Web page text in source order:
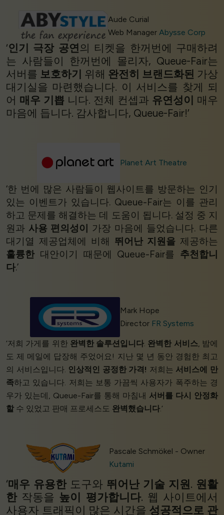
Aude Curial
Web ManagerAbysse Corp
‘인기 극장 공연의 티켓을 한꺼번에 구매하려
는 사람들이 한꺼번에 몰리자, Queue-Fair는
서버를 보호하기 위해 완전히 브랜드화된 가상
대기실을 마련했습니다. 이 서비스를 찾게 되
어 매우 기쁩 니다. 전체 컨셉과 유연성이 매우
마음에 듭니다. 감사합니다, Queue-Fair!’
Planet Art Theatre
‘한 번에 많은 사람들이 웹사이트를 방문하는 인기
있는 이벤트가 있습니다. Queue-Fair는 이를 관리
하고 문제를 해결하는 데 도움이 됩니다. 설정 중 지
원과 사용 편의성이
가장 마음에 들었습니다. 다른
대기열 제공업체에 비해 뛰어난 지원을 제공하는
훌륭한 대안이기 때문에 Queue-Fair를 추천합니
다.’
Mark Hope
Director FR Systems
‘저희 가게를 위한 완벽한 솔루션입니다. 완벽한 서비스, 밤에
도 제 메일에 답장해 주었어요! 지난 몇 년 동안 경험한 최고
의 서비스입니다. 인상적인 공정한 가격! 저희는 서비스에 만
족하고 있습니다. 저희는 보통 가끔씩 사용자가 폭주하는 경
우가 있는데, Queue-Fair를 통해 마침내 서버를 다시 안정화
할 수 있었고 판매 프로세스도 완벽했습니다.’
Pascale Schmökel - Owner
Kutami
‘매우 유용한 도구와 뛰어난 기술 지원. 원활
한 작동을 높이 평가합니다. 웹 사이트에서
사용자 트래픽이 많은 시간을 성공적으로 관